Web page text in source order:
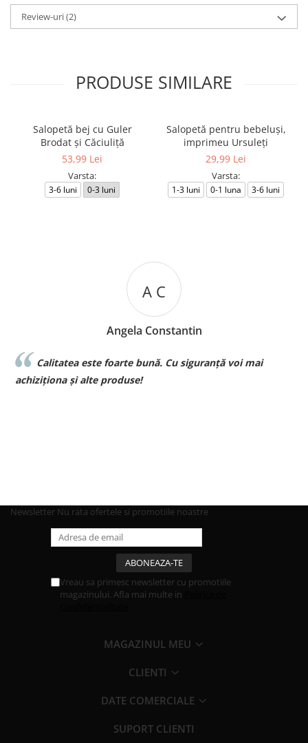
Review-uri(2)
PRODUSE SIMILARE
Salopetă bej cu Guler
Brodat și Căciuliță
53,99 Lei
Varsta:
3-6 luni 0-3 luni
Salopetă pentru bebeluși,
imprimeu Ursuleți
29,99 Lei
Varsta:
1-3 luni 0-1 luna 3-6 luni
A C
Angela Constantin
Calitatea este foarte bună. Cu siguranță voi mai
achiziționa și alte produse!
Newsletter Nu rata ofertele si promotiile noastre
Vreau sa primesc newsletter cu promotiile
magazinului. Afla mai multe in
MAGAZINUL MEU
CLIENTI
DATE COMERCIALE
SUPORT CLIENTI